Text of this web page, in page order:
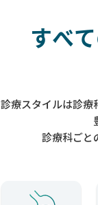
すべ
診療スタイルは診療
診療科ごと